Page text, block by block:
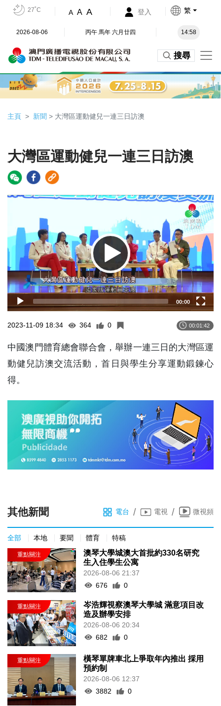
27˚C A A A 登入 繁
2026-08-06 丙午 馬年 六月廿四 14:58
搜尋
主頁 新聞 > 大灣區運動健兒一連三日訪澳
大灣區運動健兒一連三日訪澳
Video
00:00
2023-11-09 18:34 364 0 00:01:42
中國澳門體育總會聯合會，舉辦一連三日的大灣區運
動健兒訪澳交流活動，首日與學生分享運動鍛鍊心
得。
其他新聞 電台 / 電視 / 微視頻
全部 本地 要聞 體育 特稿
澳琴大學城澳大首批約330名研究
生入住學生公寓
2026-08-06 21:37
676
0
岑浩輝視察澳琴大學城 滿意項目改
造及辦學安排
2026-08-06 20:34
682
0
橫琴單牌車北上爭取年內推出 採用
預約制
2026-08-06 12:37
3882
0